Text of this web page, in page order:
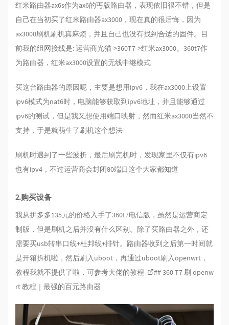
红米路由器ax6s作为ax6的丐版路由器，表现依旧很不错，但是
自己在当初买了红米路由器ax3000，现在真的很后悔，因为
ax3000刷机刷机真麻烦，并且自己也没有找到合适的固件。目
前我的组网接线是: 运营商光猫->360T7->红米ax3000。360t7作
为路由器，红米ax3000设置的无线中继模式
买这台路由器的原因呢，主要是想用ipv6，我在ax3000上设置
ipv6模式为nat6时，电脑能够获取到ipv6地址，并且能够通过
ipv6的测试，但是我又想使用端口映射，然而红米ax3000当然不
支持，于是就萌生了刷机这个想法
刷机时遇到了一些波折，最后刷完机时，发现家里不仅有ipv6
也有ipv4，不过运营商会封闭80端口这个大家都知道
2.购买设备
我从拼多多135元的价格入手了360t7电信版，虽然是运营商定
制版，但是刷机之后并没有什么区别。除了买路由器之外，还
需要买usb转串口线+杜邦线+排针。路由器收到之后第一时间就
是开箱拆机啦，然后刷入uboot，再通过uboot刷入openwrt，
教程我就不提供了啦，可参考大佬的教程
## 360 T7 刷 openw
rt 教程｜最强的百元路由器